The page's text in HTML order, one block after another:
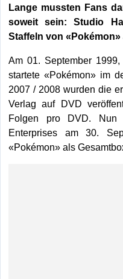
Lange mussten Fans
soweit sein: Studio
Staffeln von
Am 01. September
startete «Pokémon» im
2007 / 2008 wurden die
Verlag auf DVD
Folgen pro DVD. Nun
Enterprises am 30.
«Pokémon» als